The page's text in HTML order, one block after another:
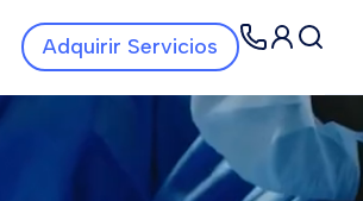
Navbar Servicios
Adquirir Servicios
Navbar